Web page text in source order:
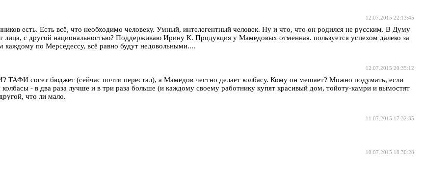
12.07.2015 22:13:45
есть. Есть всё, что необходимо человеку. Умный, интелегентный человек. Ну и что, что он родился не русским. В Думу
лица, с другой национальностью? Поддерживаю Ирину К. Продукция у Мамедовых отменная. пользуется успехом далеко за
по Мерседессу, всё равно будут недовольными....
12.07.2015 20:35:12
сосет бюджет (сейчас почти перестал), а Мамедов честно делает колбасу. Кому он мешает? Можно подумать, если
- в два раза лучше и в три раза больше (и каждому своему работнику купят красивый дом, тойоту-камри и вымостят
что ли мало.
11.07.2015 17:32:35
10.07.2015 18:30:28